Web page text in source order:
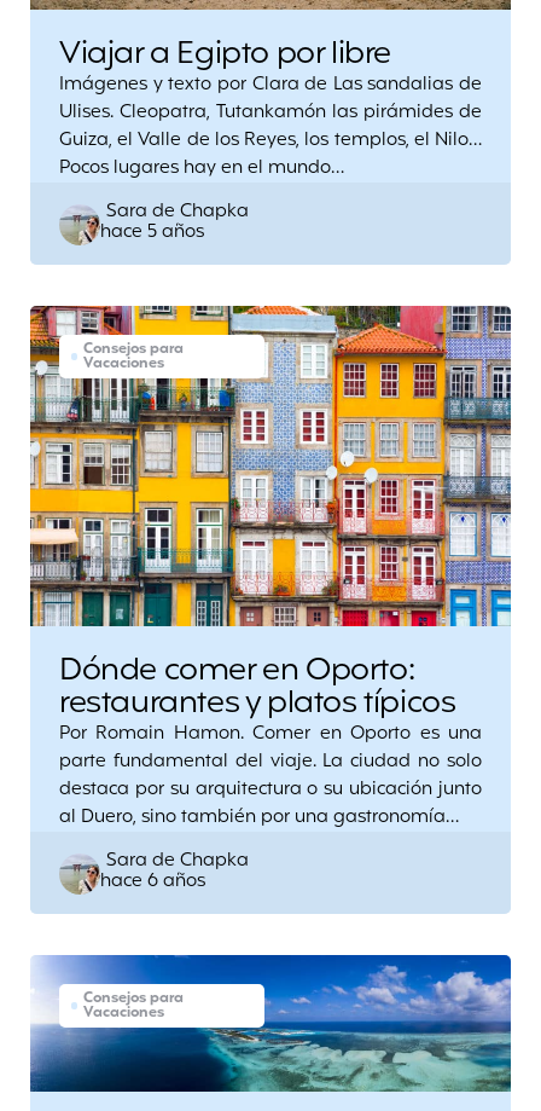
Viajar a Egipto por libre
Imágenes y texto por Clara de Las sandalias de
Ulises. Cleopatra, Tutankamón las pirámides de
Guiza, el Valle de los Reyes, los templos, el Nilo…
Pocos lugares hay en el mundo…
Posted
by
Sara de Chapka
hace 5 años
Consejos para
Vacaciones
Dónde comer en Oporto:
restaurantes y platos típicos
Por Romain Hamon. Comer en Oporto es una
parte fundamental del viaje. La ciudad no solo
destaca por su arquitectura o su ubicación junto
al Duero, sino también por una gastronomía…
Posted
by
Sara de Chapka
hace 6 años
Consejos para
Vacaciones